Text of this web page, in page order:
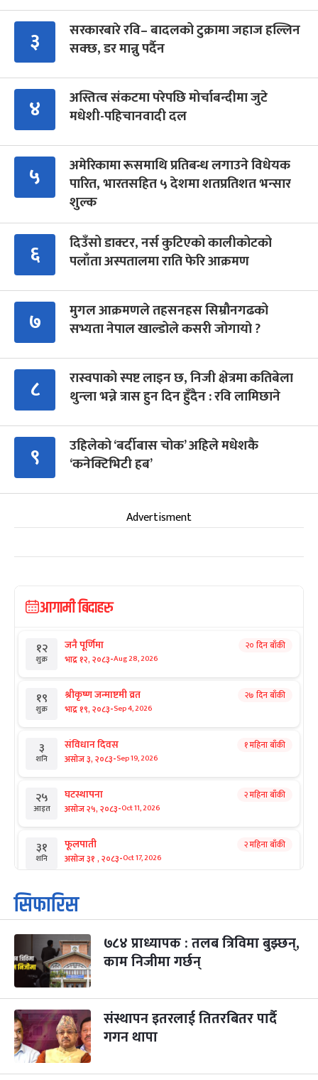
३
सरकारबारे रवि– बादलको टुक्रामा जहाज हल्लिन
सक्छ, डर मान्नु पर्दैन
४
अस्तित्व संकटमा परेपछि मोर्चाबन्दीमा जुटे
मधेशी-पहिचानवादी दल
५
अमेरिकामा रूसमाथि प्रतिबन्ध लगाउने विधेयक
पारित, भारतसहित ५ देशमा शतप्रतिशत भन्सार
शुल्क
६
दिउँसो डाक्टर, नर्स कुटिएको कालीकोटको
पलाँता अस्पतालमा राति फेरि आक्रमण
७
मुगल आक्रमणले तहसनहस सिम्रौनगढको
सभ्यता नेपाल खाल्डोले कसरी जोगायो ?
८
रास्वपाको स्पष्ट लाइन छ, निजी क्षेत्रमा कतिबेला
थुन्ला भन्ने त्रास हुन दिन हुँदैन : रवि लामिछाने
९
उहिलेको ‘बर्दीबास चोक’ अहिले मधेशकै
‘कनेक्टिभिटी हब’
Advertisment
आगामी बिदाहरु
१२
शुक्र
जनै पूर्णिमा
भाद्र १२, २०८३-Aug 28, 2026
२० दिन बाँकी
१९
शुक्र
श्रीकृष्ण जन्माष्टमी व्रत
भाद्र १९, २०८३-Sep 4, 2026
२७ दिन बाँकी
३
शनि
संविधान दिवस
असोज ३, २०८३-Sep 19, 2026
१ महिना बाँकी
२५
आइत
घटस्थापना
असोज २५, २०८३-Oct 11, 2026
२ महिना बाँकी
३१
शनि
फूलपाती
असोज ३१ , २०८३-Oct 17, 2026
२ महिना बाँकी
१
आइत
कार्तिक सङ्क्रान्ति
कार्तिक १, २०८३
३
मंगल
महानवमी
कार्तिक ३, २०८३-Oct 20, 2026
२ महिना बाँकी
४
बुध कार्तिक ४, २०८३
५
बिहि
पापा‌ङ्कुशा एकादशी व्रत
कार्तिक ५, २०८३
सिफारिस
७८४ प्राध्यापक : तलब त्रिविमा बुझ्छन्,
काम निजीमा गर्छन्
संस्थापन इतरलाई तितरबितर पार्दै
गगन थापा